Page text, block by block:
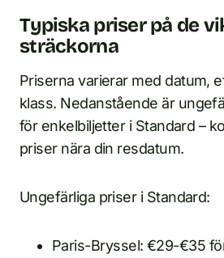
Typiska priser på de
sträckorna
Priserna varierar med datum,
klass. Nedanstående är
för enkelbiljetter i Standard –
priser nära din resdatum.
Ungefärliga priser i Standard:
Paris-Bryssel: €29-€35